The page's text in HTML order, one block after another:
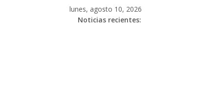
lunes, agosto 10, 2026
Noticias recientes: